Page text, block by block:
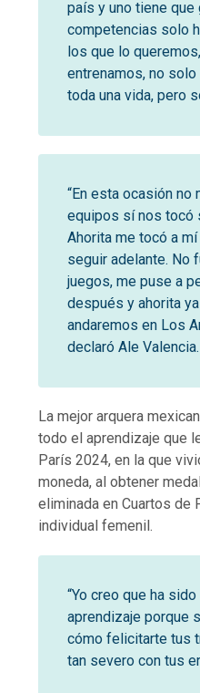
país y uno tiene que
competencias solo
los que lo
entrenamos, no
toda una vida, pero
“En esta ocasión no
equipos sí nos tocó
Ahorita me tocó a mí
seguir adelante. No
juegos, me puse a
después y ahorita
andaremos en Los
declaró Ale Valencia.
La mejor arquera
todo el aprendizaje que
París 2024, en la que
moneda, al obtener
eliminada en Cuartos de
individual femenil.
“Yo creo que ha
aprendizaje porque
cómo felicitarte tus
tan severo con tus